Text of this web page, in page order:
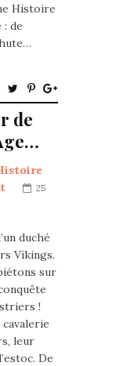
Histoire
: de
de
25
duché
Vikings.
sur
!
leur
De